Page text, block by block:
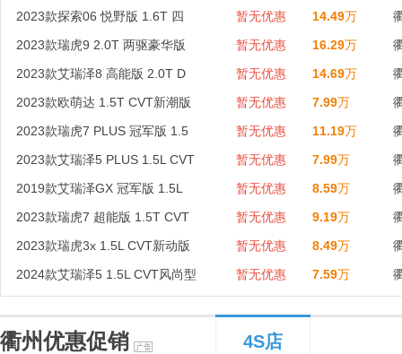
2023款探索06 悦野版 1.6T 四 暂无优惠 14.49万
2023款瑞虎9 2.0T 两驱豪华版
暂无优惠 16.29万
2023款艾瑞泽8 高能版 2.0T D
暂无优惠 14.69万
2023款欧萌达 1.5T CVT新潮版
暂无优惠 7.99万
2023款瑞虎7 PLUS 冠军版 1.5
暂无优惠 11.19万
2023款艾瑞泽5 PLUS 1.5L CVT
暂无优惠 7.99万
2019款艾瑞泽GX 冠军版 1.5L
暂无优惠 8.59万
2023款瑞虎7 超能版 1.5T CVT
暂无优惠 9.19万
2023款瑞虎3x 1.5L CVT新动版
暂无优惠 8.49万
2024款艾瑞泽5 1.5L CVT风尚型
暂无优惠 7.59万
衢州优惠促销 4S店